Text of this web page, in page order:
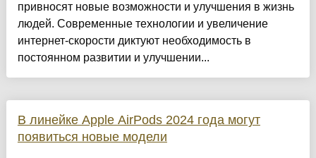
привносят новые возможности и улучшения в жизнь
людей. Современные технологии и увеличение
интернет-скорости диктуют необходимость в
постоянном развитии и улучшении...
В линейке Apple AirPods 2024 года могут
появиться новые модели